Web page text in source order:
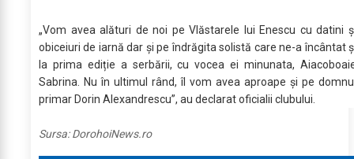
„Vom avea alături de noi pe Vlăstarele lui Enescu cu datini
obiceiuri de iarnă dar și pe îndrăgita solistă care ne-a încântat
la prima ediție a serbării, cu vocea ei minunata,
Sabrina. Nu în ultimul rând, îl vom avea aproape și pe
primar Dorin Alexandrescu”, au declarat oficialii clubului.
Sursa:DorohoiNews.ro